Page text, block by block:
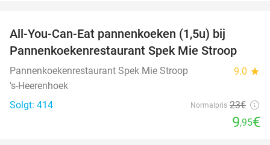
All-You-Can-Eat pannenkoeken (1,5u) bij
Pannenkoekenrestaurant Spek Mie Stroop
Pannenkoekenrestaurant Spek Mie Stroop 9.0 star
's-Heerenhoek
Solgt: 414
Normalpris 23€
9,95€